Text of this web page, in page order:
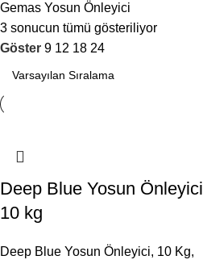
Gemas Yosun Önleyici
3 sonucun tümü gösteriliyor
Göster 9 12 18 24
Deep Blue Yosun Önleyici
10 kg
Deep Blue Yosun Önleyici, 10 Kg,